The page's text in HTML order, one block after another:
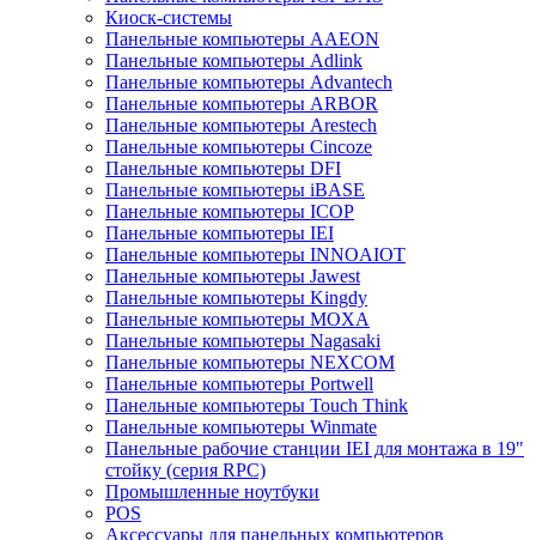
Киоск-системы
Панельные компьютеры AAEON
Панельные компьютеры Adlink
Панельные компьютеры Advantech
Панельные компьютеры ARBOR
Панельные компьютеры Arestech
Панельные компьютеры Cincoze
Панельные компьютеры DFI
Панельные компьютеры iBASE
Панельные компьютеры ICOP
Панельные компьютеры IEI
Панельные компьютеры INNOAIOT
Панельные компьютеры Jawest
Панельные компьютеры Kingdy
Панельные компьютеры MOXA
Панельные компьютеры Nagasaki
Панельные компьютеры NEXCOM
Панельные компьютеры Portwell
Панельные компьютеры Touch Think
Панельные компьютеры Winmate
Панельные рабочие станции IEI для монтажа в 19"
стойку (серия RPC)
Промышленные ноутбуки
POS
Аксессуары для панельных компьютеров